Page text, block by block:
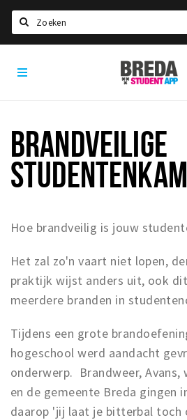
HOME
Voel je thuis in Breda | GoodMood
Welkom in Breda
Studentenverenigingen
Studentenroutes
New in town? Check FAQ!
WONEN
Inschrijven gemeente
Zorgverzekering
Huisarts en eerste hulp
Q&A
Breda
Student
BRANDVEILIGE
Hoe brandveilig is jouw
Het zal zo'n vaart niet lopen,
praktijk wijst anders uit, ook
meerdere branden in
Tijdens een grote
hogeschool werd aandacht
onderwerp. Brandweer,
en de gemeente Breda gingen
daarop 'jij laat je bitterbal toch